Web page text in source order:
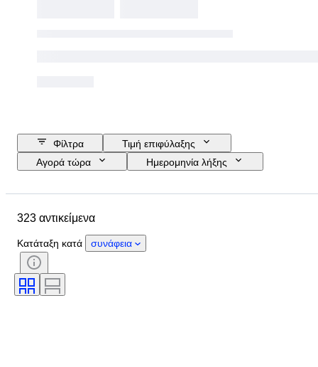
Φίλτρα
Τιμή επιφύλαξης
Αγορά τώρα
Ημερομηνία λήξης
Αντικείμενο
Κατάσταση
Θέμα
Τεχνική
Δέσιμο
Χρώμα
323 αντικείμενα
Κατάταξη κατά συνάφεια